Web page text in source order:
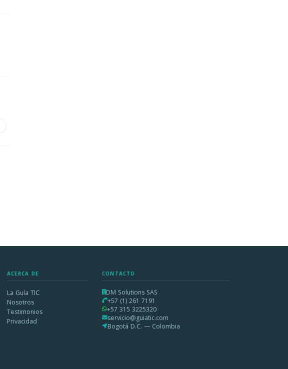
ACERCA DE
La Guía TIC
Nosotros
Testimonios
Privacidad
CONTACTO
DM Solutions SAS
+57 (1) 261 7191
+57 315 3225320
servicio@guiatic.com
Bogotá D.C. — Colombia